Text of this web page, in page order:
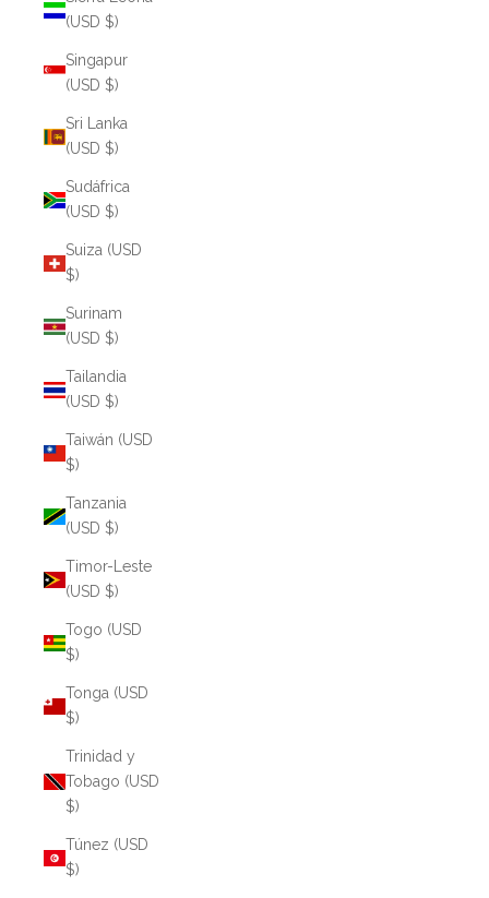
(USD $)
Singapur
(USD $)
Sri Lanka
(USD $)
Sudáfrica
(USD $)
Suiza (USD
$)
Surinam
(USD $)
Tailandia
(USD $)
Taiwán (USD
$)
Tanzania
(USD $)
Timor-Leste
(USD $)
Togo (USD
$)
Tonga (USD
$)
Trinidad y
Tobago (USD
$)
Túnez (USD
$)